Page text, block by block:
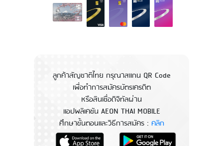
ลูกค้าสัญชาติไทย กรุณาสแกน QR Code
เพื่อทำการสมัครบัตรเครดิต
หรือสินเชื่อดิจิทัลผ่าน
แอปพลิเคชัน AEON THAI MOBILE
ศึกษาขั้นตอนและวิธีการสมัคร : คลิก